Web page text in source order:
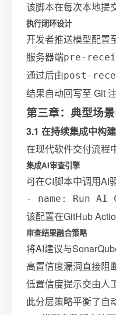
该脚本在每次本地提
执行闭环设计
开发者推送模型配置
服务器端pre-
通过后由post-
结果自动回写至 Git
第三章：典型场
3.1 在持续集成中构
在现代软件交付流程
集成AI审查引擎
可在CI脚本中调用AI
- name: Run
该配置在GitHub
审查结果融合策略
将AI建议与
高置信度漏洞直接阻
低置信度提示交由人
此分层策略平衡了自